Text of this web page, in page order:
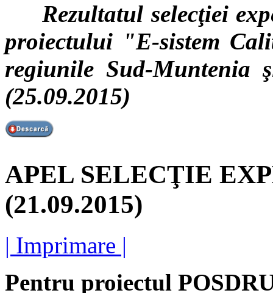
Rezultatul selecţiei
proiectului "E-sistem
regiunile Sud-Muntenia
(25.09.2015)
APEL SELECŢIE
(21.09.2015)
| Imprimare |
Pentru proiectul